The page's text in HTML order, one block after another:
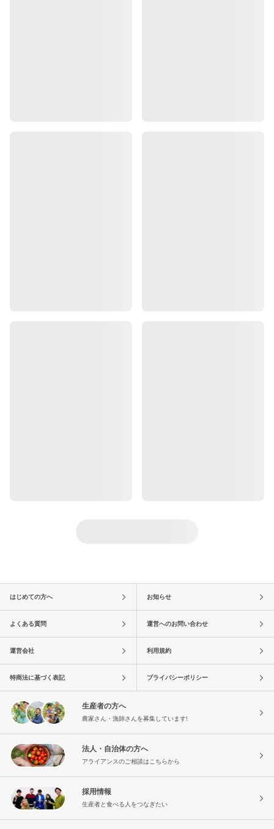
はじめての方へ お知らせ
よくある質問 運営へのお問い合わせ
運営会社 利用規約
特商法に基づく表記 プライバシーポリシー
生産者の方へ
農家さん・漁師さんを募集しています!
法人・自治体の方へ
アライアンスのご相談はこちらから
採用情報
生産者と食べる人をつなぎたい